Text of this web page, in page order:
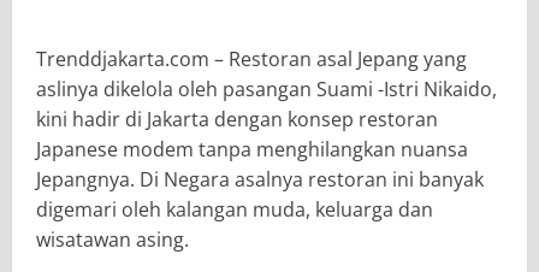
Trenddjakarta.com – Restoran asal Jepang yang
aslinya dikelola oleh pasangan Suami -Istri Nikaido,
kini hadir di Jakarta dengan konsep restoran
Japanese modem tanpa menghilangkan nuansa
Jepangnya. Di Negara asalnya restoran ini banyak
digemari oleh kalangan muda, keluarga dan
wisatawan asing.